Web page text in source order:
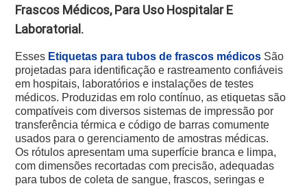
Frascos Médicos, Para Uso Hospitalar E
Laboratorial.
Esses Etiquetas para tubos de frascos médicos São
projetadas para identificação e rastreamento confiáveis ​​
em hospitais, laboratórios e instalações de testes
médicos. Produzidas em rolo contínuo, as etiquetas são
compatíveis com diversos sistemas de impressão por
transferência térmica e código de barras comumente
usados ​​para o gerenciamento de amostras médicas.
Os rótulos apresentam uma superfície branca e limpa,
com dimensões recortadas com precisão, adequadas
para tubos de coleta de sangue, frascos, seringas e